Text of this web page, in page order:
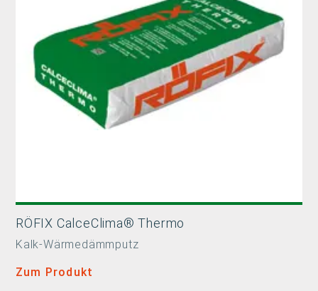
RÖFIX CalceClima® Thermo
Kalk-Wärmedämmputz
Zum Produkt